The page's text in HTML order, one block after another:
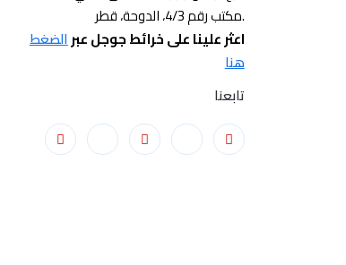
مكتب رقم 4/3، الدوحة، قطر.
اعثر علينا على خرائط جوجل عبرالضغط
هنا
تابعنا